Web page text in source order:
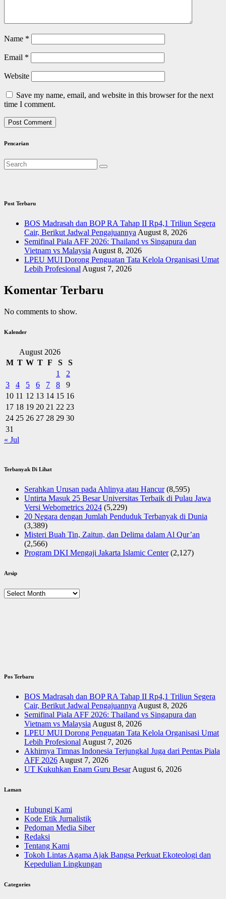
Name *
Email *
Website
Save my name, email, and website in this browser for the next
time I comment.
Pencarian
Post Terbaru
BOS Madrasah dan BOP RA Tahap II Rp4,1 Triliun Segera
Cair, Berikut Jadwal Pengajuannya August 8, 2026
Semifinal Piala AFF 2026: Thailand vs Singapura dan
Vietnam vs Malaysia August 8, 2026
LPEU MUI Dorong Penguatan Tata Kelola Organisasi Umat
Lebih Profesional August 7, 2026
Komentar Terbaru
No comments to show.
Kalender
August 2026
M T W T F S
S
1
2
3
4 5 6 7 8
9
10 11 12 13 14 15 16
17 18 19 20 21 22 23
24 25 26 27 28 29 30
31
« Jul
Terbanyak Di Lihat
Serahkan Urusan pada Ahlinya atau Hancur (8,595)
Untirta Masuk 25 Besar Universitas Terbaik di Pulau Jawa
Versi Webometrics 2024 (5,229)
20 Negara dengan Jumlah Penduduk Terbanyak di Dunia
(3,389)
Misteri Buah Tin, Zaitun, dan Delima dalam Al Qur’an
(2,566)
Program DKI Mengaji Jakarta Islamic Center (2,127)
Arsip
Arsip
Pos Terbaru
BOS Madrasah dan BOP RA Tahap II Rp4,1 Triliun Segera
Cair, Berikut Jadwal Pengajuannya August 8, 2026
Semifinal Piala AFF 2026: Thailand vs Singapura dan
Vietnam vs Malaysia August 8, 2026
LPEU MUI Dorong Penguatan Tata Kelola Organisasi Umat
Lebih Profesional August 7, 2026
Akhirnya Timnas Indonesia Terjungkal Juga dari Pentas Piala
AFF 2026 August 7, 2026
UT Kukuhkan Enam Guru Besar August 6, 2026
Laman
Hubungi Kami
Kode Etik Jurnalistik
Pedoman Media Siber
Redaksi
Tentang Kami
Tokoh Lintas Agama Ajak Bangsa Perkuat Ekoteologi dan
Kepedulian Lingkungan
Categories